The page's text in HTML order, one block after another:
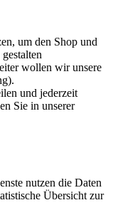
um den Shop und
wollen wir unsere
und jederzeit
Sie in unserer
nutzen die Daten
Übersicht zur